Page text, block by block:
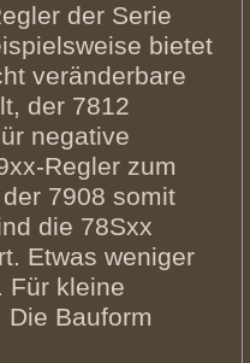
der Serie
bietet
veränderbare
der 7812
negative
Regler zum
7908 somit
die 78Sxx
Etwas weniger
Für kleine
Bauform